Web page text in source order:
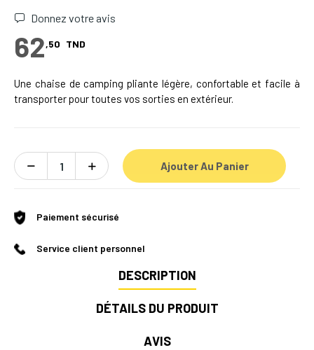
Donnez votre avis
62,50 TND
Une chaise de camping pliante légère, confortable et facile à
transporter pour toutes vos sorties en extérieur.
Ajouter Au Panier
Paiement sécurisé
Service client personnel
DESCRIPTION
DÉTAILS DU PRODUIT
AVIS